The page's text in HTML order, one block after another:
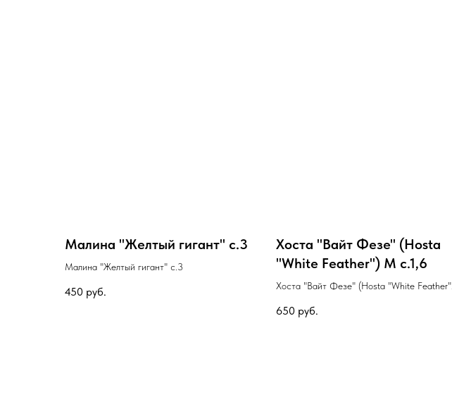
Малина "Желтый гигант" с.3
Малина "Желтый гигант" с.3
450 руб.
Хоста "Вайт Фезе" (Hosta
"White Feather") М с.1,6
Хоста "Вайт Фезе" (Hosta "White Feather")
650 руб.